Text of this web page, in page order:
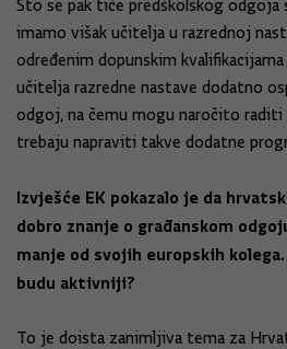
Što se pak tiče predškolskog odgoja
imamo višak učitelja u razrednoj
određenim dopunskim
učitelja razredne nastave dodatno
odgoj, na čemu mogu naročito
trebaju napraviti takve dodatne
Izvješće EK pokazalo je da
dobro znanje o građanskom
manje od svojih europskih
budu aktivniji?
To je doista zanimljiva tema za